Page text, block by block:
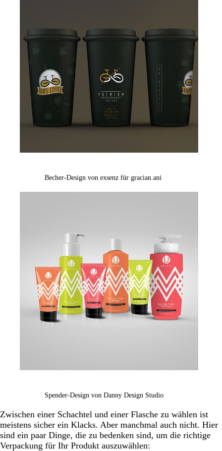
Becher-Design von exsenz für gracian.ani
Spender-Design von Danny Design Studio
Zwischen einer Schachtel und einer Flasche zu wählen ist
meistens sicher ein Klacks. Aber manchmal auch nicht. Hier
sind ein paar Dinge, die zu bedenken sind, um die richtige
Verpackung für Ihr Produkt auszuwählen: